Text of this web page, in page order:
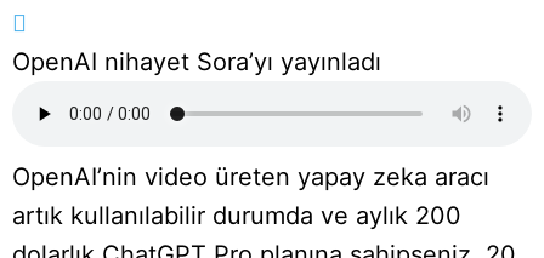
OpenAI nihayet Sora’yı yayınladı
OpenAI’nin video üreten yapay zeka aracı
artık kullanılabilir durumda ve aylık 200